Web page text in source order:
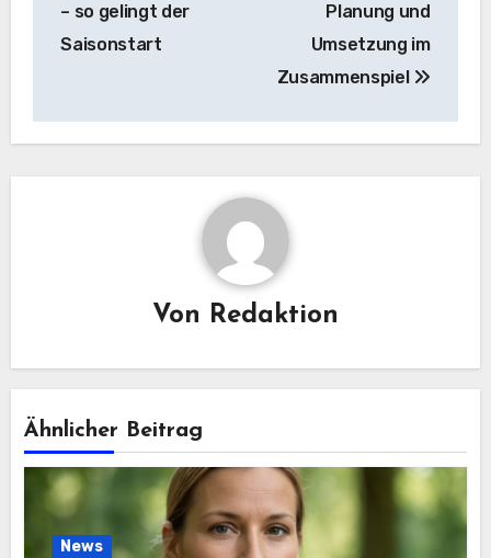
– so gelingt der
Saisonstart
Planung und
Umsetzung im
Zusammenspiel
Von Redaktion
Ähnlicher Beitrag
News